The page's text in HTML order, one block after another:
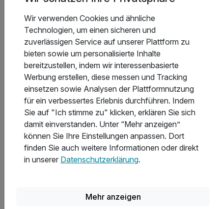
See, Paznaun / Ischgl
6 Tage| 5 Nächte
ab
Gesamt ab 1.608 €
Hotel Enzian
Tiroler Bergweihnacht inkl. Halbpension im
Paznauntal | 6 Tage
5 Übernachtungen
5 x reichhaltiges Frühstücksbuffet mit Bioecke
5 x 4-Gang Abend-Wahl-Menü inkl. Salatbuffet...
Alle Inklusivleistungen 6 enthalten
Wir verwenden Cookies und ähnliche
Technologien, um einen sicheren und
zuverlässigen Service auf unserer Plattform zu
bieten sowie um personalisierte Inhalte
bereitzustellen, indem wir interessenbasierte
Werbung erstellen, diese messen und Tracking
einsetzen sowie Analysen der Plattformnutzung
für ein verbessertes Erlebnis durchführen. Indem
Sie auf "Ich stimme zu" klicken, erklären Sie sich
damit einverstanden. Unter “Mehr anzeigen”
können Sie Ihre Einstellungen anpassen. Dort
finden Sie auch weitere Informationen oder direkt
in unserer Datenschutzerklärung.
Mehr anzeigen